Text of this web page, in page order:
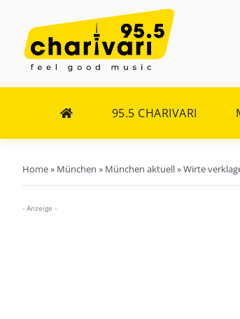
Inhalt
springen
95.5 CHARIVARI
Home» München » München aktuell»Wirte
- Anzeige -